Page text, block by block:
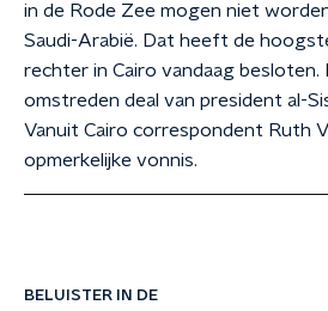
BELUISTER IN DE
in de Rode Zee mogen niet
Saudi-Arabië. Dat heeft de
rechter in Cairo vandaag besloten.
omstreden deal van president al-
Vanuit Cairo correspondent Ruth
opmerkelijke vonnis.